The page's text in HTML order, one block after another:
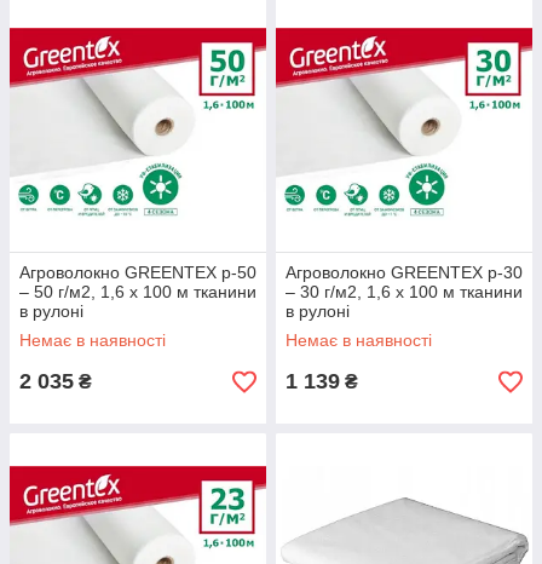
Агроволокно GREENTEX p-50
– 50 г/м2, 1,6 x 100 м тканини
в рулоні
Немає в наявності
2 035 ₴
Агроволокно GREENTEX p-30
– 30 г/м2, 1,6 x 100 м тканини
в рулоні
Немає в наявності
1 139 ₴